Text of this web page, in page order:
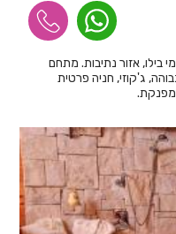
בילו, אזור נתיבות. מתחם
ג'קוזי, חניה פרטית
מפנקת.